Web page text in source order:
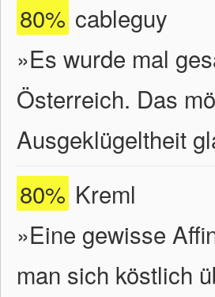
80% cableguy
»Es wurde mal
Österreich. Das
Ausgeklügeltheit
80% Kreml
»Eine gewisse
man sich köstlich